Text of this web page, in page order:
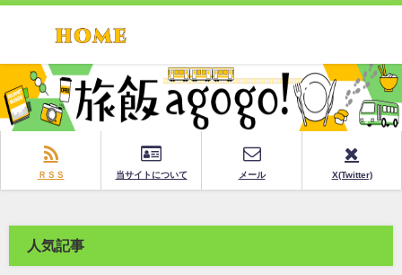
ＲＳＳ 当サイトについて メール X(Twitter)
人気記事